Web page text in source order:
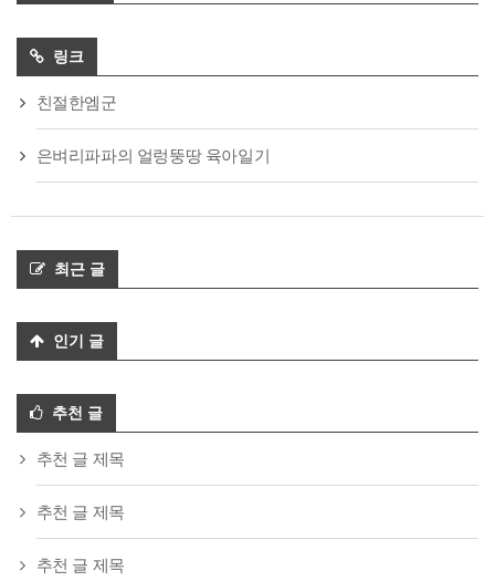
링크
친절한엠군
은벼리파파의 얼렁뚱땅 육아일기
최근 글
인기 글
추천 글
추천 글 제목
추천 글 제목
추천 글 제목